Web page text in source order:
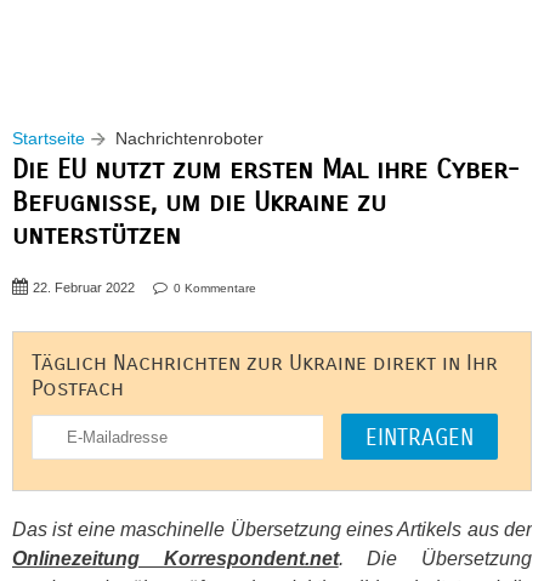
Startseite Nachrichtenroboter
Die EU nutzt zum ersten Mal ihre Cyber-
Befugnisse, um die Ukraine zu
unterstützen
22. Februar 2022 0 Kommentare
Täglich Nachrichten zur Ukraine direkt in Ihr
Postfach
Das ist eine maschinelle Übersetzung eines Artikels aus der
Onlinezeitung Korrespondent.net. Die Übersetzung